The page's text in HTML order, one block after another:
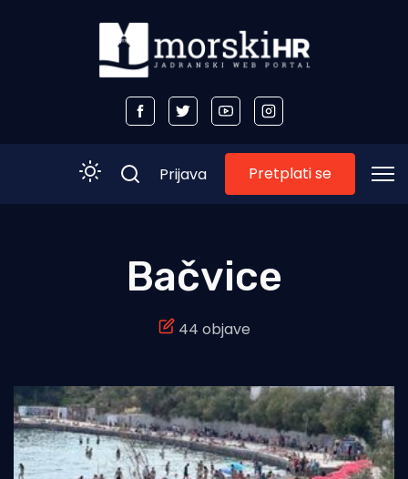
Otoci
Turizam i nautika
Prijava Pretplati se
Bačvice
44 objave